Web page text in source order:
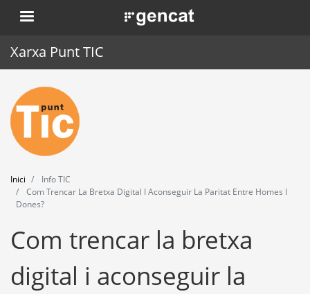
Vés
al
. Obre en una nova finestra.
Xarxa Punt TIC
Inici
Punt TIC
Actualitat
Agenda
Eines
Inici
Info TIC
Com Trencar La Bretxa Digital I Aconseguir La Paritat Entre Homes I
Dones?
Com trencar la bretxa
digital i aconseguir la